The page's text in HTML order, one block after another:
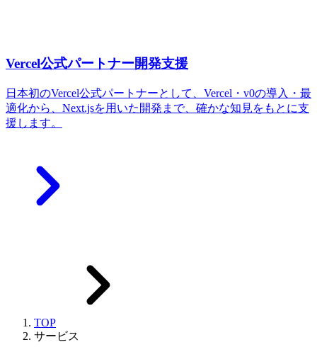
Vercel公式パートナー開発支援
日本初のVercel公式パートナーとして、Vercel・v0の導入・最
適化から、Next.jsを用いた開発まで、確かな知見をもとに支
援します。
TOP
サービス